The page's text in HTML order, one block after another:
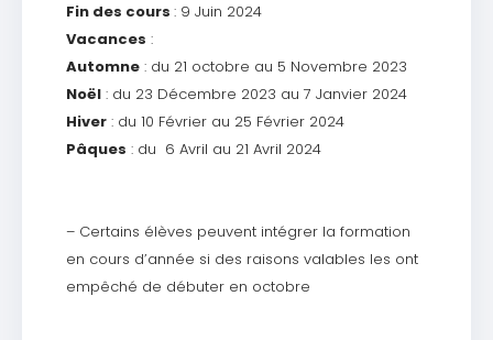
Fin des cours : 9 Juin 2024
Vacances :
Automne : du 21 octobre au 5 Novembre 2023
Noël : du 23 Décembre 2023 au 7 Janvier 2024
Hiver : du 10 Février au 25 Février 2024
Pâques : du 6 Avril au 21 Avril 2024
– Certains élèves peuvent intégrer la formation
en cours d’année si des raisons valables les ont
empêché de débuter en octobre